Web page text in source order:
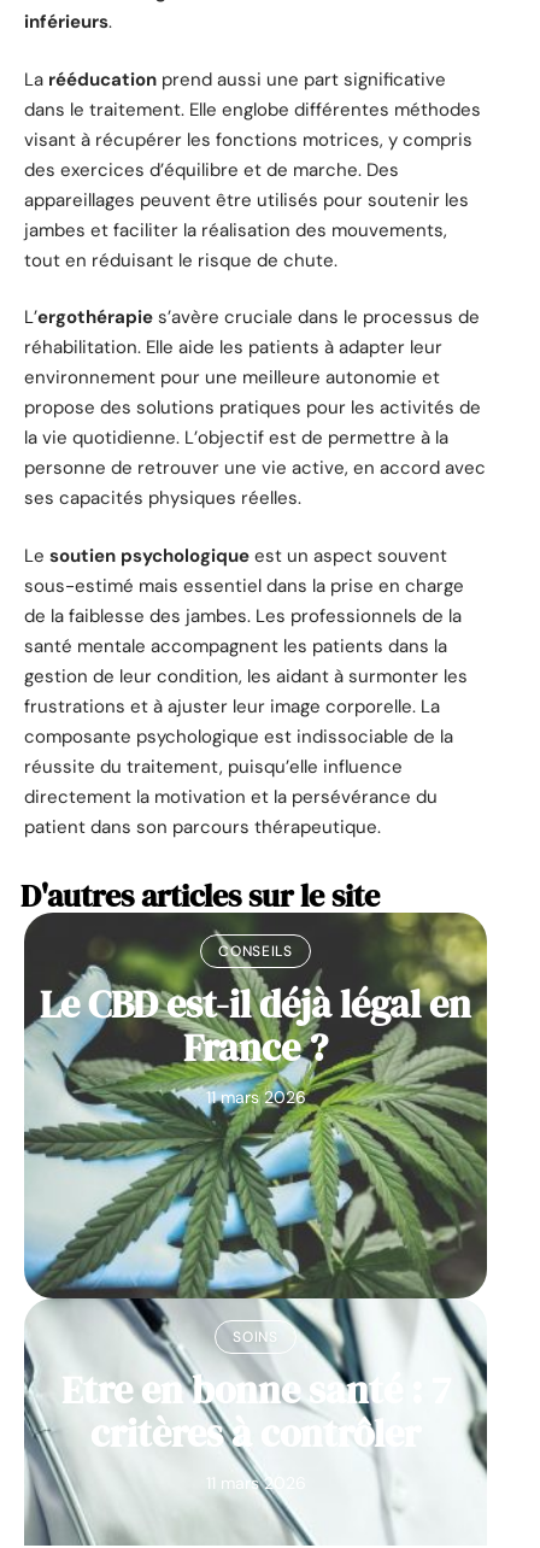
inférieurs.
La rééducation prend aussi une part significative
dans le traitement. Elle englobe différentes méthodes
visant à récupérer les fonctions motrices, y compris
des exercices d’équilibre et de marche. Des
appareillages peuvent être utilisés pour soutenir les
jambes et faciliter la réalisation des mouvements,
tout en réduisant le risque de chute.
L’ergothérapie s’avère cruciale dans le processus de
réhabilitation. Elle aide les patients à adapter leur
environnement pour une meilleure autonomie et
propose des solutions pratiques pour les activités de
la vie quotidienne. L’objectif est de permettre à la
personne de retrouver une vie active, en accord avec
ses capacités physiques réelles.
Le soutien psychologique est un aspect souvent
sous-estimé mais essentiel dans la prise en charge
de la faiblesse des jambes. Les professionnels de la
santé mentale accompagnent les patients dans la
gestion de leur condition, les aidant à surmonter les
frustrations et à ajuster leur image corporelle. La
composante psychologique est indissociable de la
réussite du traitement, puisqu’elle influence
directement la motivation et la persévérance du
patient dans son parcours thérapeutique.
D'autres articles sur le site
CONSEILS
Le CBD est-il déjà légal en
France ?
11 mars 2026
SOINS
Etre en bonne santé : 7
critères à contrôler
11 mars 2026